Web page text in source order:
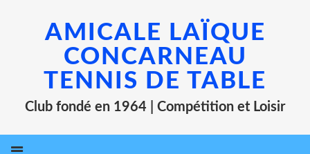
AMICALE LAÏQUE
CONCARNEAU
TENNIS DE TABLE
Club fondé en 1964 | Compétition et Loisir